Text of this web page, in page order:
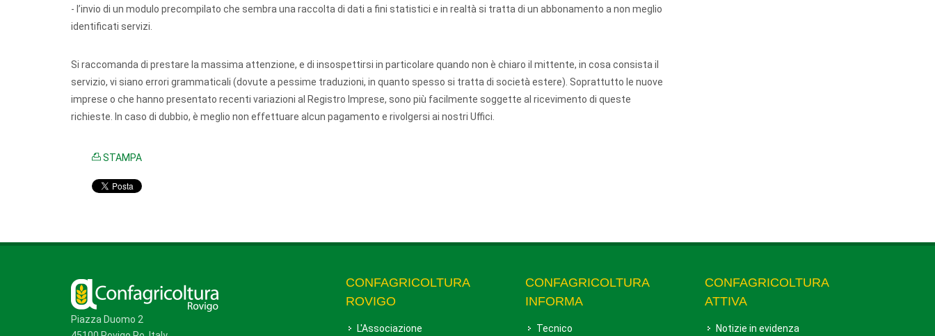
- l’invio di un modulo precompilato che sembra una raccolta di dati a fini statistici e in realtà si tratta di un abbonamento a non meglio
identificati servizi.
Si raccomanda di prestare la massima attenzione, e di insospettirsi in particolare quando non è chiaro il mittente, in cosa consista il
servizio, vi siano errori grammaticali (dovute a pessime traduzioni, in quanto spesso si tratta di società estere). Soprattutto le nuove
imprese o che hanno presentato recenti variazioni al Registro Imprese, sono più facilmente soggette al ricevimento di queste
richieste. In caso di dubbio, è meglio non effettuare alcun pagamento e rivolgersi ai nostri Uffici.
STAMPA
Piazza Duomo 2
CONFAGRICOLTURA
ROVIGO
L'Associazione
CONFAGRICOLTURA
INFORMA
Tecnico
CONFAGRICOLTURA
ATTIVA
Notizie in evidenza